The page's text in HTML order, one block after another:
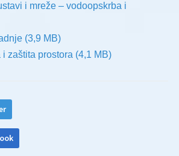
i mreže – vodoopskrba i
(3,9 MB)
zaštita prostora (4,1 MB)